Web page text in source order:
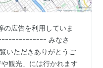
の広告を利用していま
ｰｰｰｰｰｰｰｰｰｰｰｰ みなさ
いただきありがとうご
観光」には行かれます